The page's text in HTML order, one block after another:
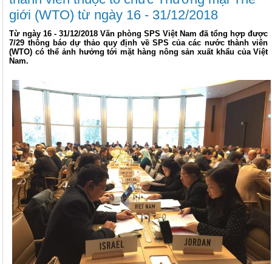
giới (WTO) từ ngày 16 - 31/12/2018
Từ ngày 16 - 31/12/2018 Văn phòng SPS Việt Nam đã tổng hợp được
7/29 thông báo dự thảo quy định về SPS của các nước thành viên
(WTO) có thể ảnh hưởng tới mặt hàng nông sản xuất khẩu của Việt
Nam.